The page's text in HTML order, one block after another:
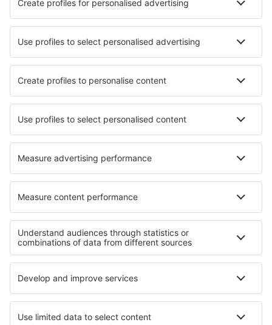
Nejlepší hotely - města
Hotely in Ellisville Hotely in Karavostásion
Hotely in Pont-à-Marcq Hotely in Antigonish
Hotely in Quimixto Hotely in Kurpaty
Hotely in Santa Fe Hotely in Avintes
Nejlepší hotely - regiony
Hotely ve Svatém Mořici Hotely v Swiss Alps
Hotely na Jungfrau Hotely v Saas-Fee
Hotely ve Švýcarsku Hotely na São Miguel
Hotely na ostrově Malta Hotely ve Famagustě Region
Hotely v Pieninský národní park Hotely v jižní Dalmácii